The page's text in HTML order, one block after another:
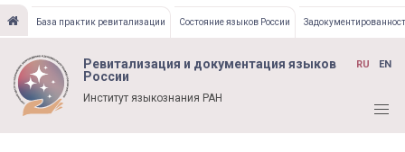
Перейти
к
основному
содержанию
База практик ревитализации Состояние языков России
Ревитализация и документация языков
России
Институт языкознания РАН
RU EN